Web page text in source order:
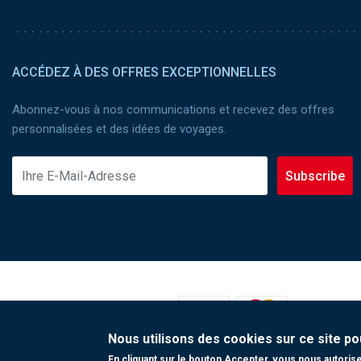
ACCÉDEZ À DES OFFRES EXCEPTIONNELLES
Abonnez-vous à nos communications et recevez des offres
personnalisées et des idées de voyages.
Subscribe
Nous utilisons des cookies sur ce site